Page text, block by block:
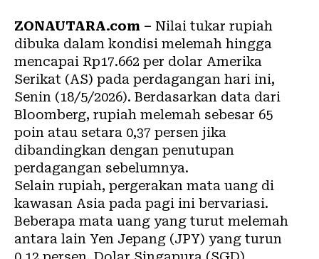
ZONAUTARA.com – Nilai tukar rupiah
dibuka dalam kondisi melemah hingga
mencapai Rp17.662 per dolar Amerika
Serikat (AS) pada perdagangan hari ini,
Senin (18/5/2026). Berdasarkan data dari
Bloomberg, rupiah melemah sebesar 65
poin atau setara 0,37 persen jika
dibandingkan dengan penutupan
perdagangan sebelumnya.
Selain rupiah, pergerakan mata uang di
kawasan Asia pada pagi ini bervariasi.
Beberapa mata uang yang turut melemah
antara lain Yen Jepang (JPY) yang turun